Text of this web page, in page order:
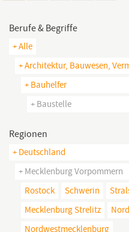
Berufe & Begriffe
+ Alle
+ Architektur, Bauwesen,
+ Bauhelfer
+ Baustelle
Regionen
+ Deutschland
+ Mecklenburg Vorpommern
Rostock
Schwerin
Mecklenburg Strelitz
Nordwestmecklenburg